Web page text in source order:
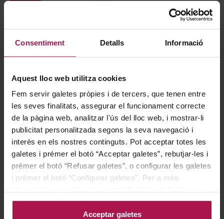
Consentiment Detalls Informació
Aquest lloc web utilitza cookies
Fem servir galetes pròpies i de tercers, que tenen entre
les seves finalitats, assegurar el funcionament correcte
de la pàgina web, analitzar l'ús del lloc web, i mostrar-li
publicitat personalitzada segons la seva navegació i
interès en els nostres continguts. Pot acceptar totes les
galetes i prémer el botó “Acceptar galetes”, rebutjar-les i
prémer el botó “Refusar galetes”, o configurar les galetes
i prémer el botó “Configurar galetes”. Per a més
Acceptar galetes
DOP Islas Canarias - Tenerife
Mazapé
Gallina de Piel Wines
Special Price
25,80 €
Regular Price
36,86 €